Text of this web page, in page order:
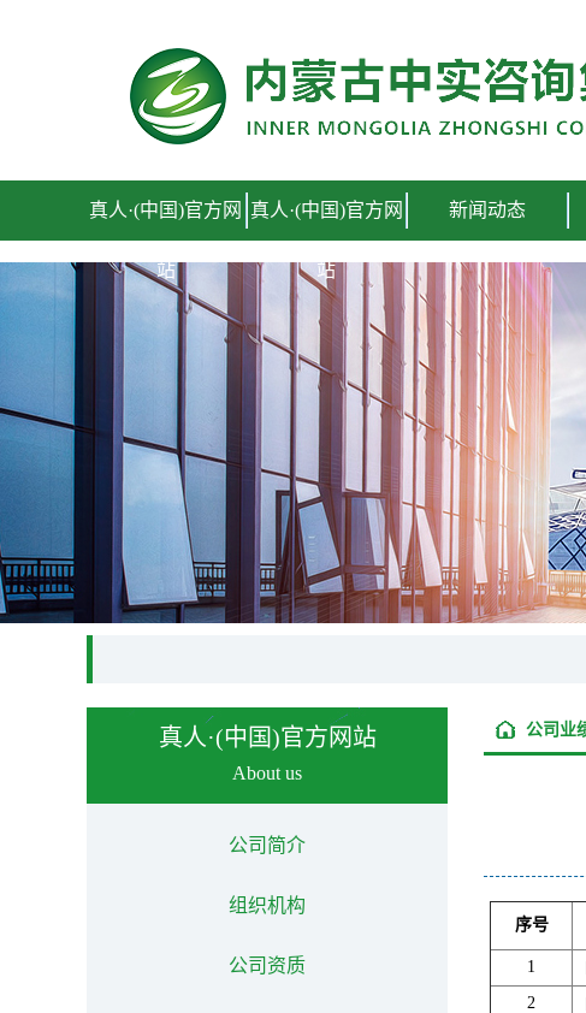
真人·(中国)官方网
站
真人·(中国)官方网
站
新闻动态
真人·(中国)官方网站
About us
公司简介
组织机构
公司资质
公司业
序号
1
2